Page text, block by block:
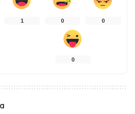
1 0 0
0